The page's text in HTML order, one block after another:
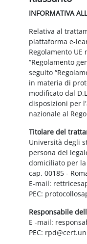
INFORMATIVA
Relativa al
piattaforma e-
Regolamento UE
“Regolamento
seguito
in materia di
modificato dal
disposizioni per
nazionale al
Titolare del
Università degli
persona del
domiciliato per la
cap. 00185 -
E-mail:
PEC:
Responsabile
E -mail:
PEC: